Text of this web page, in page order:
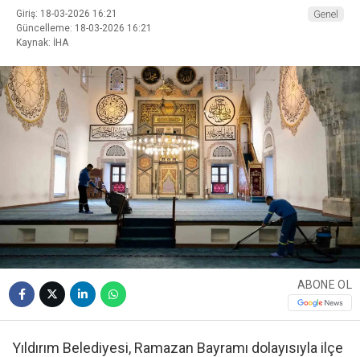
Giriş: 18-03-2026 16:21
Güncelleme: 18-03-2026 16:21
Kaynak: İHA
Genel
ABONE OL
Yıldırım Belediyesi, Ramazan Bayramı dolayısıyla ilçe